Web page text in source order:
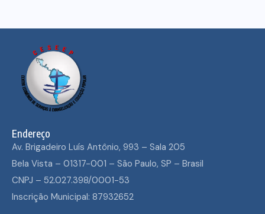
Endereço
Av. Brigadeiro Luís Antônio, 993 – Sala 205
Bela Vista – 01317-001 – São Paulo, SP – Brasil
CNPJ – 52.027.398/0001-53
Inscrição Municipal: 87932652